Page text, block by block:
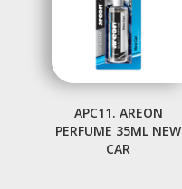
APC11. AREON
PERFUME 35ML NEW
CAR